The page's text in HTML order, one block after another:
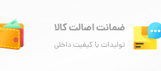
ضمانت اصالت کالا
تولیدات با کیفیت داخلی